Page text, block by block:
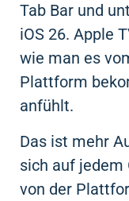
Tab Bar und
iOS 26. Apple
wie man es
Plattform
anfühlt.
Das ist mehr
sich auf jedem
von der